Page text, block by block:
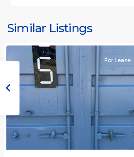
Similar Listings
Previous
For Lease